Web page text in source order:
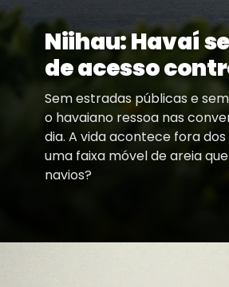
Niihau: Havaí
de acesso
Sem estradas públicas e
o havaiano ressoa nas
dia. A vida acontece fora dos
uma faixa móvel de areia
navios?